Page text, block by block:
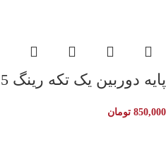
پایه دوربین یک تکه رینگ 25
850,000 تومان